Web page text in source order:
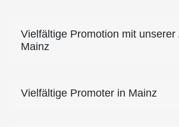
Vielfältige Promotion mit unserer
Mainz
Vielfältige Promoter in Mainz